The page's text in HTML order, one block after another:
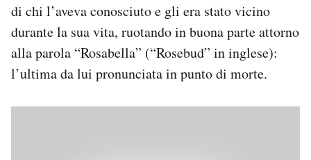
di chi l’aveva conosciuto e gli era stato vicino
durante la sua vita, ruotando in buona parte attorno
alla parola “Rosabella” (“Rosebud” in inglese):
l’ultima da lui pronunciata in punto di morte.